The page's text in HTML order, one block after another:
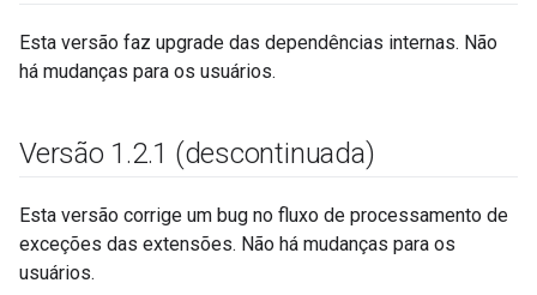
Esta versão faz upgrade das dependências internas. Não
há mudanças para os usuários.
Versão 1.2.1 (descontinuada)
Esta versão corrige um bug no fluxo de processamento de
exceções das extensões. Não há mudanças para os
usuários.